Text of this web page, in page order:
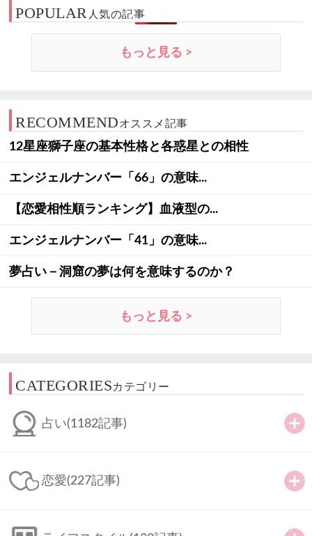
POPULAR 人気の記事
もっと見る >
RECOMMENDオススメ記事
12星座獅子座の基本性格と各惑星との相性
エンジェルナンバー「66」の意味...
【恋愛相性順ランキング】血液型の...
エンジェルナンバー「41」の意味...
夢占い－洞窟の夢は何を意味するのか？
もっと見る >
CATEGORIESカテゴリー
占い(1182記事)
恋愛(227記事)